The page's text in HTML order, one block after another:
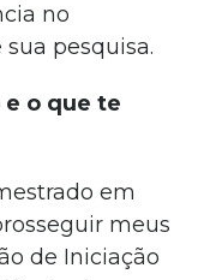
no
pesquisa.
o que te
em
meus
de Iniciação